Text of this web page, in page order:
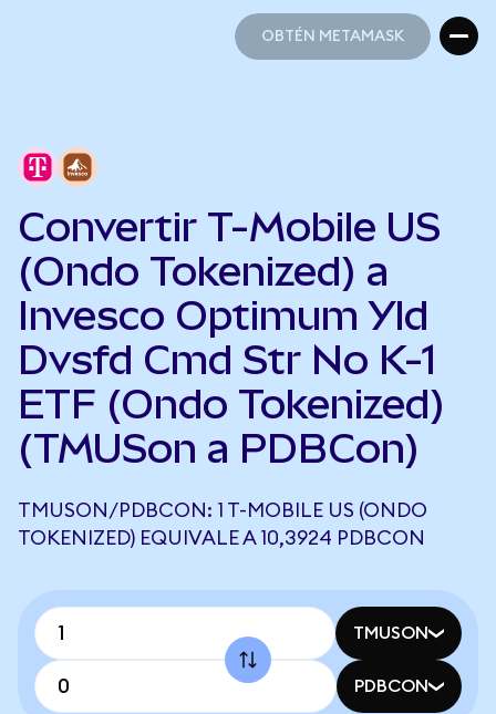
OBTÉN METAMASK
Convertir T-Mobile US
(Ondo Tokenized) a
Invesco Optimum Yld
Dvsfd Cmd Str No K-1
ETF (Ondo Tokenized)
(TMUSon a PDBCon)
TMUSON/PDBCON: 1 T-MOBILE US (ONDO
TOKENIZED) EQUIVALE A 10,3924 PDBCON
TMUSON
PDBCON